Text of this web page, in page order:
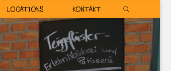
LOCATIONS KONTAKT